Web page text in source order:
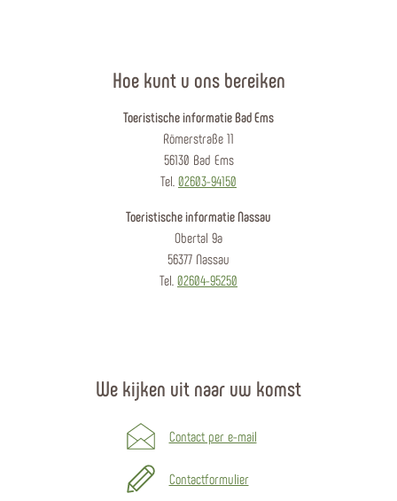
Hoe kunt u ons bereiken
Toeristische informatie Bad Ems
Römerstraße 11
56130 Bad Ems
Tel. 02603-94150
Toeristische informatie Nassau
Obertal 9a
56377 Nassau
Tel. 02604-95250
We kijken uit naar uw komst
Contact per e-mail
Contactformulier